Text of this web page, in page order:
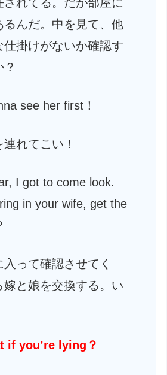
るんだ。中を見て、他
仕掛けがないか確認す
see her first！
れてこい！
I got to come look.
in your wife, get the
って確認させてく
嫁と娘を交換する。い
if you’re lying？